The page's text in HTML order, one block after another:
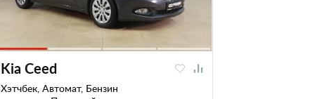
Kia Ceed
Хэтчбек, Автомат, Бензин